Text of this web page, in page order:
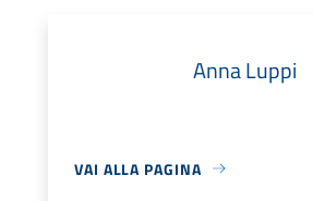
Anna Luppi
VAI ALLA PAGINA